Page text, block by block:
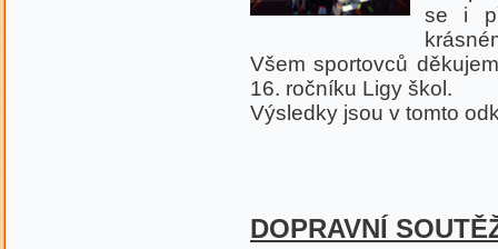
se i
Všem sportovců
16. ročníku Ligy škol.
Výsledky jsou v tomto
DOPRAVNÍ